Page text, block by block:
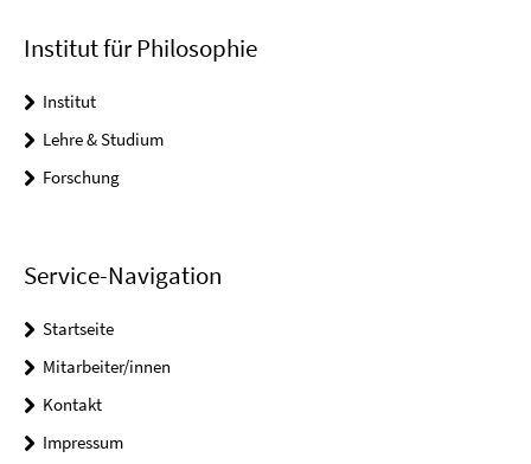
Institut für Philosophie
Institut
Lehre & Studium
Forschung
Service-Navigation
Startseite
Mitarbeiter/innen
Kontakt
Impressum